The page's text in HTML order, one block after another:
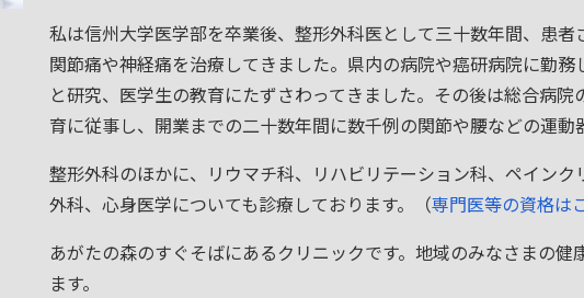
私は信州大学医学部を卒業後、整形外科医として三十数年間、患
関節痛や神経痛を治療してきました。県内の病院や癌研病院に勤
と研究、医学生の教育にたずさわってきました。その後は総合病
育に従事し、開業までの二十数年間に数千例の関節や腰などの運動
整形外科のほかに、リウマチ科、リハビリテーション科、ペイン
外科、心身医学についても診療しております。（専門医等の資格は
あがたの森のすぐそばにあるクリニックです。地域のみなさまの健
ます。